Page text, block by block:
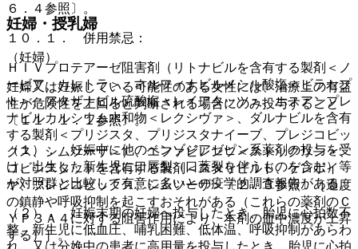
妊婦・授乳婦
（妊婦）
妊婦又は妊娠している可能性のある女性には、治療上の有益
性が危険性を上回ると判断される場合にのみ投与すること
〔１１．１．１参照〕。
（１）． 妊娠中に他のベンゾジアゼピン系薬剤の投与を受
け、出生した新生児に口唇裂（口蓋裂を伴うものを含む）等
が対照群と比較して有意に多いとの疫学的調査報告がある。
（２）． 妊娠末期の妊婦へ投与したとき、胎児に心拍数不
整、新生児に低血圧、哺乳困難、低体温、呼吸抑制があらわ
れ、又は分娩中の患者に高用量を投与したとき、胎児に心拍
６．４参照〕。
１０．１． 併用禁忌：
ＨＩＶプロテアーゼ阻害剤（リトナビルを含有する製剤＜ノ
ービア、カレトラ＞、ネルフィナビルメシル酸塩＜ビラセプ
ト＞、アタザナビル硫酸塩＜レイアタッツ＞、ホスアンプレ
ナビルカルシウム水和物＜レクシヴァ＞、ダルナビルを含有
する製剤＜プリジスタ、プリジスタナイーブ、プレジコビッ
クス、シムツーザ＞）、エファビレンツ＜ストックリン＞、
コビシスタットを含有する製剤＜スタリビルド、ゲンボイ
ヤ、プレジコビックス、シムツーザ＞〔２．３参照〕［過度
の鎮静や呼吸抑制を起こすおそれがある（これらの薬剤のＣ
ＹＰ３Ａ４に対する阻害作用により、本剤の血中濃度が上昇
する）］。